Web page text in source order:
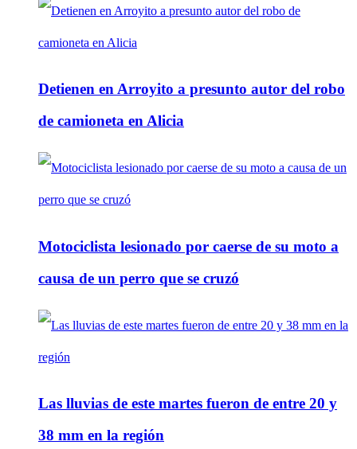
Detienen en Arroyito a presunto autor del robo
de camioneta en Alicia
Motociclista lesionado por caerse de su moto a
causa de un perro que se cruzó
Las lluvias de este martes fueron de entre 20 y
38 mm en la región